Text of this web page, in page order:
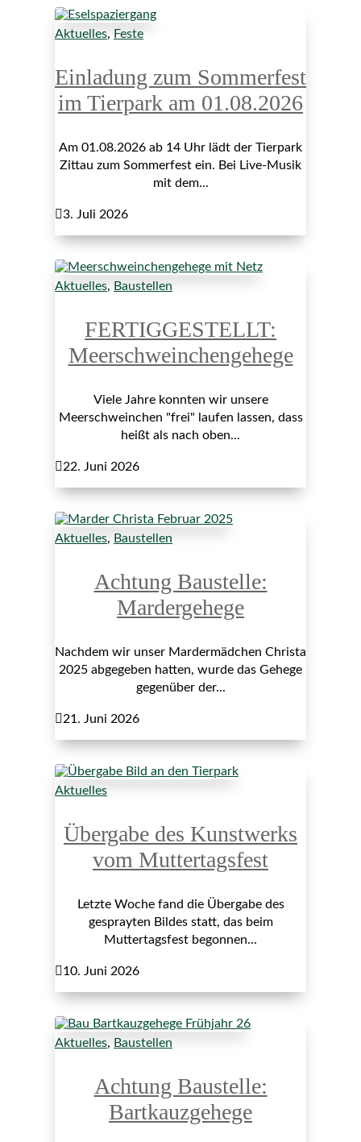
Aktuelles, Feste
Einladung zum Sommerfest
im Tierpark am 01.08.2026
Am 01.08.2026 ab 14 Uhr lädt der Tierpark
Zittau zum Sommerfest ein. Bei Live-Musik
mit dem...
3. Juli 2026
Aktuelles, Baustellen
FERTIGGESTELLT:
Meerschweinchengehege
Viele Jahre konnten wir unsere
Meerschweinchen "frei" laufen lassen, dass
heißt als nach oben...
22. Juni 2026
Aktuelles, Baustellen
Achtung Baustelle:
Mardergehege
Nachdem wir unser Mardermädchen Christa
2025 abgegeben hatten, wurde das Gehege
gegenüber der...
21. Juni 2026
Aktuelles
Übergabe des Kunstwerks
vom Muttertagsfest
Letzte Woche fand die Übergabe des
gesprayten Bildes statt, das beim
Muttertagsfest begonnen...
10. Juni 2026
Aktuelles, Baustellen
Achtung Baustelle:
Bartkauzgehege